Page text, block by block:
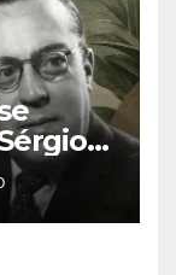
a